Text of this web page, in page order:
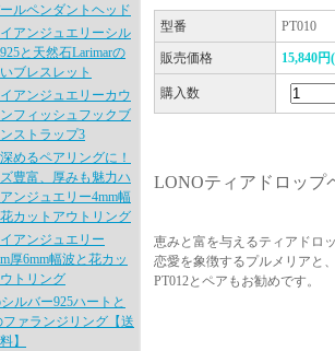
ルペンダントヘッド
アンジュエリーシル
と天然石Larimarの
ブレスレット
アンジュエリーカウ
フィッシュフックブ
ストラップ3
めるペアリングに！
豊富、厚みも魅力ハ
ンジュエリー4mm幅
カットアウトリング
アンジュエリー
厚6mm幅波と花カッ
ウトリング
ルバー925ハートと
ファランジリング【送
】
型番 PT010
販売価格 15,840
購入数
LONOティアドロップ
恵みと富を与えるティアドロ
恋愛を象徴するプルメリアと
PT012とペアもお勧めです。